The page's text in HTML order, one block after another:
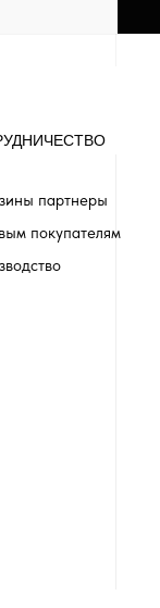
партнеры
покупателям